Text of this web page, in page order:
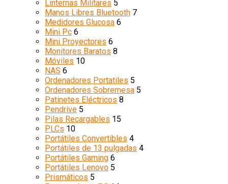
Linternas Militares 5
Manos Libres Bluetooth 7
Medidores Glucosa 6
Mini Pc 6
Mini Proyectores 6
Monitores Baratos 8
Móviles 10
NAS 6
Ordenadores Portatiles 5
Ordenadores Sobremesa 5
Patinetes Eléctricos 8
Pendrive 5
Pilas Recargables 15
PLCs 10
Portátiles Convertibles 4
Portátiles de 13 pulgadas 4
Portátiles Gaming 6
Portátiles Lenovo 5
Prismáticos 5